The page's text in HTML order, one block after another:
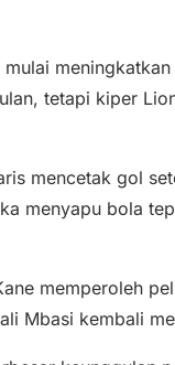
tetapi kiper
mencetak gol
menyapu bola
memperoleh
Mbasi kembali